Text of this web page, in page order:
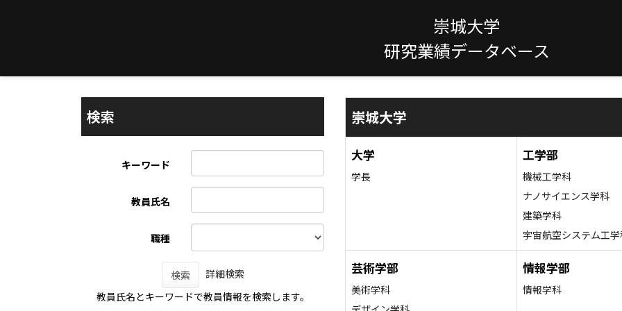
崇城大学
研究業績データベース
検索
キーワード
教員氏名
職種
検索
詳細検索
教員氏名とキーワードで教員情報を検索します。
崇城大学
大学
学長
工学部
機械工学科
ナノサイエンス学科
建築学科
宇宙航空システム工
芸術学部
美術学科
情報学部
情報学科